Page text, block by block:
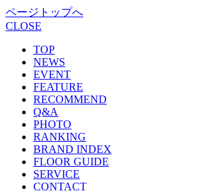
ページトップへ
CLOSE
TOP
NEWS
EVENT
FEATURE
RECOMMEND
Q&A
PHOTO
RANKING
BRAND INDEX
FLOOR GUIDE
SERVICE
CONTACT